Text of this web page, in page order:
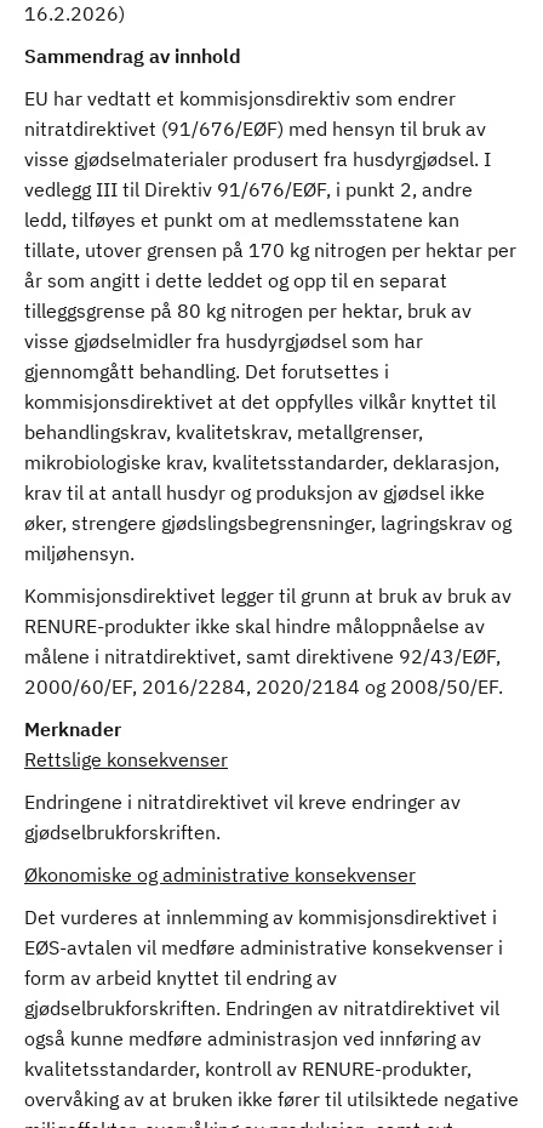
16.2.2026)
Sammendrag av innhold
EU har vedtatt et kommisjonsdirektiv som endrer
nitratdirektivet (91/676/EØF) med hensyn til bruk av
visse gjødselmaterialer produsert fra husdyrgjødsel. I
vedlegg III til Direktiv 91/676/EØF, i punkt 2, andre
ledd, tilføyes et punkt om at medlemsstatene kan
tillate, utover grensen på 170 kg nitrogen per hektar per
år som angitt i dette leddet og opp til en separat
tilleggsgrense på 80 kg nitrogen per hektar, bruk av
visse gjødselmidler fra husdyrgjødsel som har
gjennomgått behandling. Det forutsettes i
kommisjonsdirektivet at det oppfylles vilkår knyttet til
behandlingskrav, kvalitetskrav, metallgrenser,
mikrobiologiske krav, kvalitetsstandarder, deklarasjon,
krav til at antall husdyr og produksjon av gjødsel ikke
øker, strengere gjødslingsbegrensninger, lagringskrav og
miljøhensyn.
Kommisjonsdirektivet legger til grunn at bruk av bruk av
RENURE-produkter ikke skal hindre måloppnåelse av
målene i nitratdirektivet, samt direktivene 92/43/EØF,
2000/60/EF, 2016/2284, 2020/2184 og 2008/50/EF.
Merknader
Rettslige konsekvenser
Endringene i nitratdirektivet vil kreve endringer av
gjødselbrukforskriften.
Økonomiske og administrative konsekvenser
Det vurderes at innlemming av kommisjonsdirektivet i
EØS-avtalen vil medføre administrative konsekvenser i
form av arbeid knyttet til endring av
gjødselbrukforskriften. Endringen av nitratdirektivet vil
også kunne medføre administrasjon ved innføring av
kvalitetsstandarder, kontroll av RENURE-produkter,
overvåking av at bruken ikke fører til utilsiktede negative